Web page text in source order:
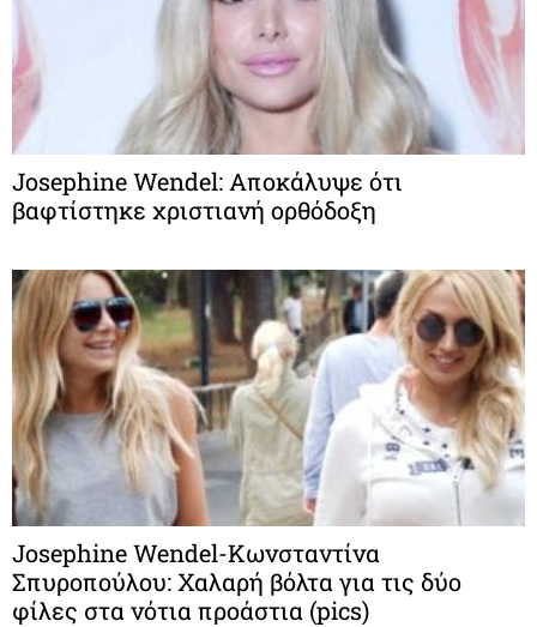
Josephine Wendel: Αποκάλυψε ότι
βαφτίστηκε χριστιανή ορθόδοξη
Josephine Wendel-Κωνσταντίνα
Σπυροπούλου: Χαλαρή βόλτα για τις δύο
φίλες στα νότια προάστια (pics)